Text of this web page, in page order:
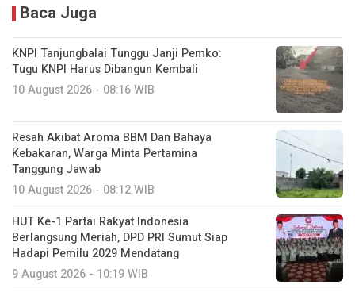
Baca Juga
KNPI Tanjungbalai Tunggu Janji Pemko:
Tugu KNPI Harus Dibangun Kembali
10 August 2026 - 08:16 WIB
Resah Akibat Aroma BBM Dan Bahaya
Kebakaran, Warga Minta Pertamina
Tanggung Jawab
10 August 2026 - 08:12 WIB
HUT Ke-1 Partai Rakyat Indonesia
Berlangsung Meriah, DPD PRI Sumut Siap
Hadapi Pemilu 2029 Mendatang
9 August 2026 - 10:19 WIB